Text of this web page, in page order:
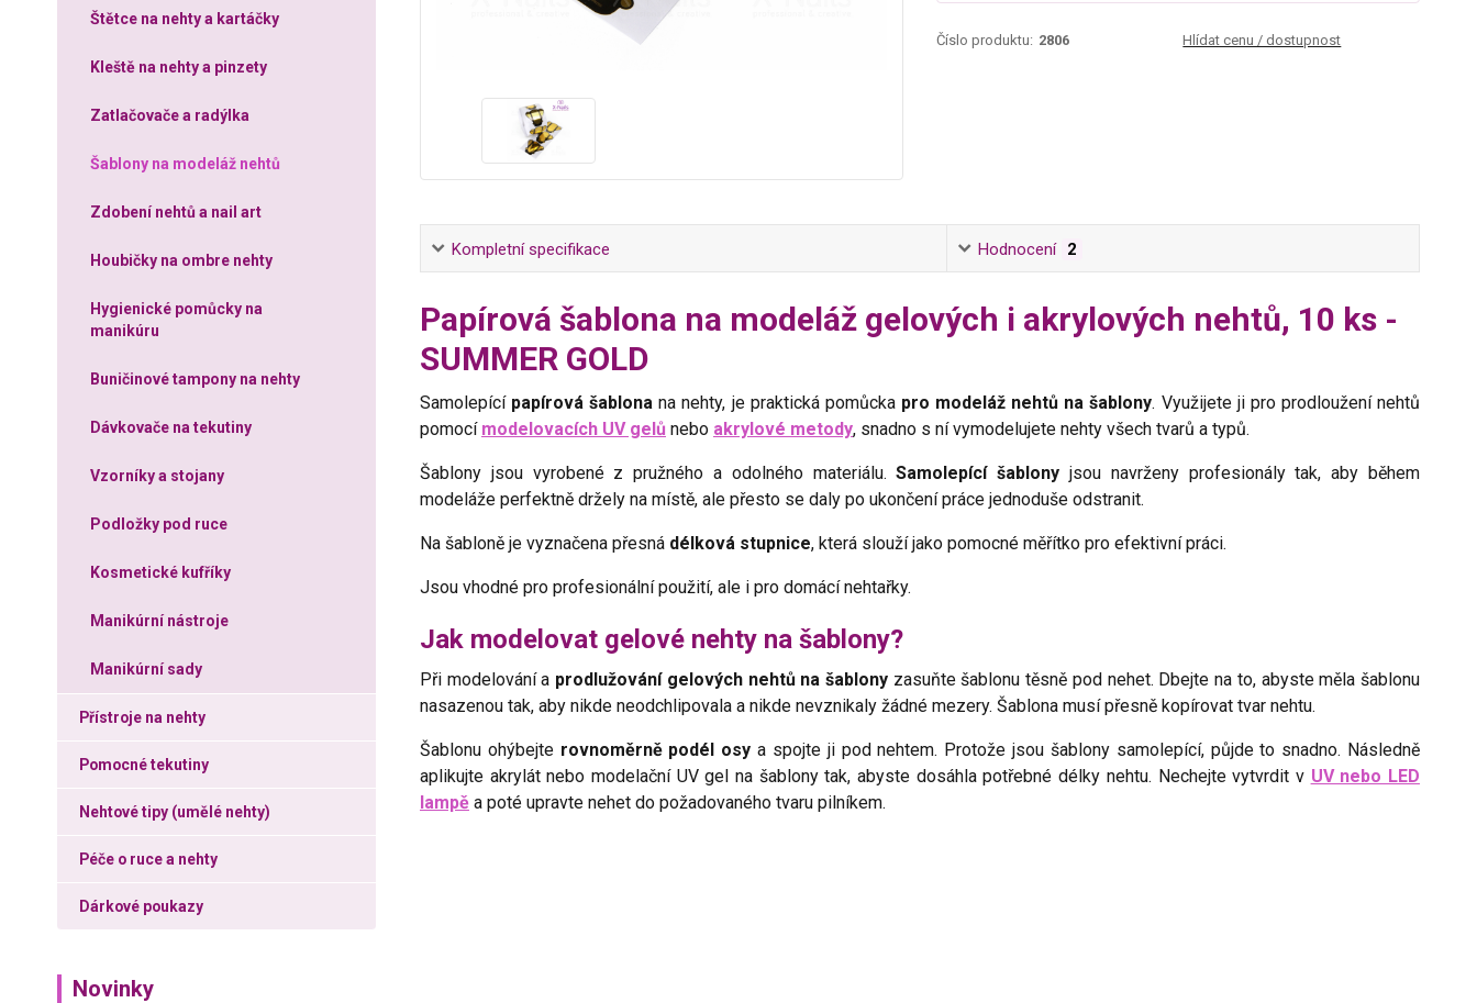
Štětce na nehty a kartáčky
Kleště na nehty a pinzety
Zatlačovače a radýlka
Šablony na modeláž nehtů
Zdobení nehtů a nail art
Houbičky na ombre nehty
Hygienické pomůcky na
manikúru
Buničinové tampony na nehty
Dávkovače na tekutiny
Vzorníky a stojany
Podložky pod ruce
Kosmetické kufříky
Manikúrní nástroje
Manikúrní sady
Přístroje na nehty
Pomocné tekutiny
Nehtové tipy (umělé nehty)
Péče o ruce a nehty
Dárkové poukazy
Novinky
Číslo produktu: 2806 Hlídat cenu / dostupnost
Kompletní specifikace Hodnocení 2
Papírová šablona na modeláž gelových i akrylových nehtů, 10 ks -
SUMMER GOLD
Samolepící papírová šablona na nehty, je praktická pomůcka pro modeláž nehtů na šablony. Využijete ji pro prodloužení nehtů
pomocí modelovacích UV gelů nebo akrylové metody, snadno s ní vymodelujete nehty všech tvarů a typů.
Šablony jsou vyrobené z pružného a odolného materiálu.Samolepící šablony jsou navrženy profesionály tak, aby během
modeláže perfektně držely na místě, ale přesto se daly po ukončení práce jednoduše odstranit.
Na šabloně je vyznačena přesná délková stupnice, která slouží jako pomocné měřítko pro efektivní práci.
Jsou vhodné pro profesionální použití, ale i pro domácí nehtařky.
Jak modelovat gelové nehty na šablony?
Při modelování a prodlužování gelových nehtů na šablony zasuňte šablonu těsně pod nehet. Dbejte na to, abyste měla šablonu
nasazenou tak, aby nikde neodchlipovala a nikde nevznikaly žádné mezery. Šablona musí přesně kopírovat tvar nehtu.
Šablonu ohýbejte rovnoměrně podél osy a spojte ji pod nehtem. Protože jsou šablony samolepící, půjde to snadno. Následně
aplikujte akrylát nebo modelační UV gel na šablony tak, abyste dosáhla potřebné délky nehtu. Nechejte vytvrdit v UV nebo LED
lampěa poté upravte nehet do požadovaného tvaru pilníkem.